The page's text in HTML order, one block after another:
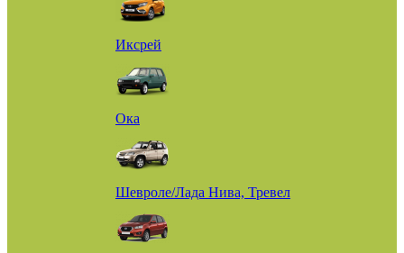
Иксрей
Ока
Шевроле/Лада Нива, Тревел